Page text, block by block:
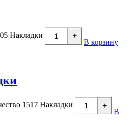
Накладки +
В корзину
1517 Накладки +
В